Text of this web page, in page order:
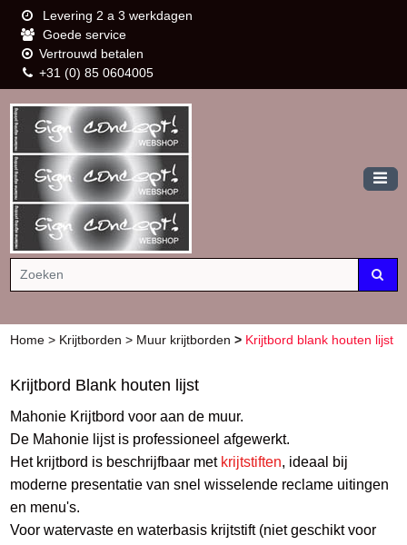
Levering 2 a 3 werkdagen
Goede service
Vertrouwd betalen
+31 (0) 85 0604005
Home > Krijtborden > Muur krijtborden > Krijtbord blank houten lijst
Krijtbord Blank houten lijst
Mahonie Krijtbord voor aan de muur.
De Mahonie lijst is professioneel afgewerkt.
Het krijtbord is beschrijfbaar met krijtstiften, ideaal bij
moderne presentatie van snel wisselende reclame uitingen
en menu's.
Voor watervaste en waterbasis krijtstift (niet geschikt voor